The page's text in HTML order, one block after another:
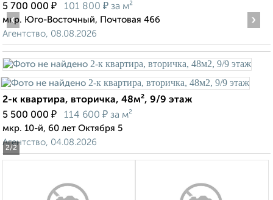
5 700 000 ₽ 101 800 ₽ за м²
мкр. Юго-Восточный, Почтовая 46б
Агентство, 08.08.2026
2/2
‹ ›
2-к квартира, вторичка, 48м², 9/9 этаж
5 500 000 ₽ 114 600 ₽ за м²
мкр. 10-й, 60 лет Октября 5
Агентство, 04.08.2026